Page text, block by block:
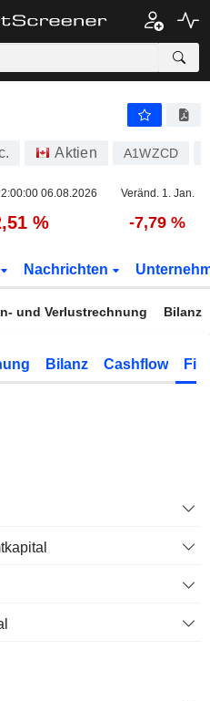
Aktien A1WZCD
06.08.2026 Veränd. 1. Jan.
% -7,79 %
Nachrichten
und Verlustrechnung Bilanz
Bilanz Cashflow